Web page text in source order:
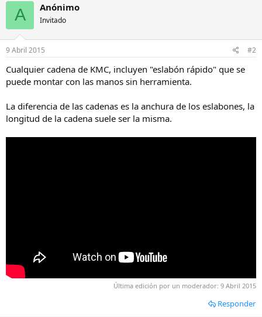
A Anónimo
Invitado
9 Abril 2015 #2
Cualquier cadena de KMC, incluyen "eslabón rápido" que se
puede montar con las manos sin herramienta.
La diferencia de las cadenas es la anchura de los eslabones, la
longitud de la cadena suele ser la misma.
Última edición por un moderador: 9 Abril 2015
Responder